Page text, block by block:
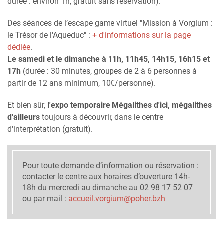
Des séances de l’escape game virtuel "Mission à Vorgium :
le Trésor de l'Aqueduc" : + d'informations sur la page
dédiée.
Le samedi et le dimanche à 11h, 11h45, 14h15, 16h15 et
17h (durée : 30 minutes, groupes de 2 à 6 personnes à
partir de 12 ans minimum, 10€/personne).
Et bien sûr, l'expo temporaire Mégalithes d'ici, mégalithes
d'ailleurs toujours à découvrir, dans le centre
d'interprétation (gratuit).
Pour toute demande d’information ou réservation :
contacter le centre aux horaires d’ouverture 14h-
18h du mercredi au dimanche au 02 98 17 52 07
ou par mail : accueil.vorgium@poher.bzh